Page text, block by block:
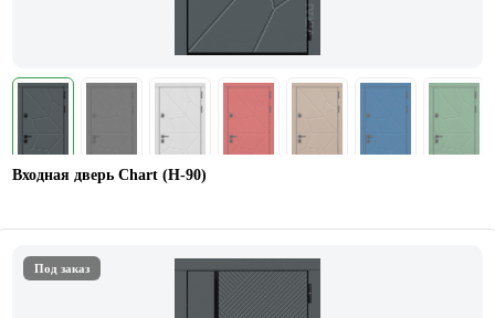
Входная дверь Chart (Н-90)
Под заказ